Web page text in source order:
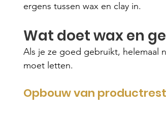
ergens tussen wax en clay in.
Wat doet wax en
Als je ze goed gebruikt, helemaal
moet letten.
Opbouw van